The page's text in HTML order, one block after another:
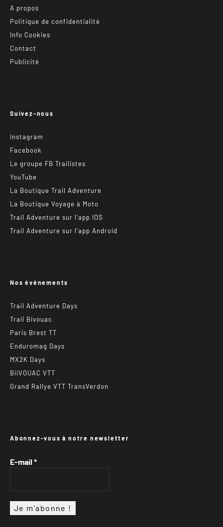
A propos
Politique de confidentialité
Info Cookies
Contact
Publicité
Suivez-nous
Instagram
Facebook
Le groupe FB Trailistes
YouTube
La Boutique Trail Adventure
La Boutique Voyage à Moto
Trail Adventure sur l’app IOS
Trail Adventure sur l’app Android
Nos événements
Trail Adventure Days
Trail Bivouac
Paris Brest TT
Enduromag Days
MX2K Days
BiiVOUAC VTT
Grand Rallye VTT TransVerdon
Abonnez-vous à notre newsletter
E-mail *